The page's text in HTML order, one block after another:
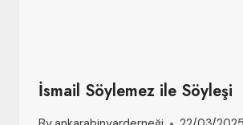
İsmail Söylemez ile Söyleşi